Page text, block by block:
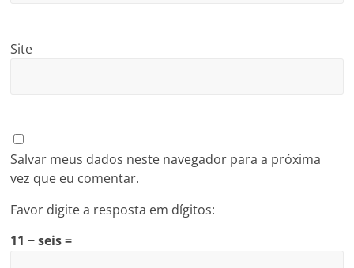
Site
Salvar meus dados neste navegador para a próxima
vez que eu comentar.
Favor digite a resposta em dígitos:
11 − seis =